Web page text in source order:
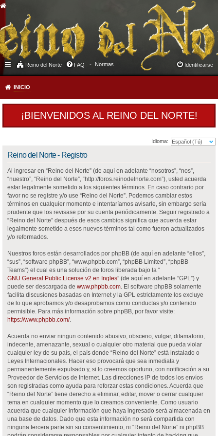
Reino del Norte FAQ Normas Identificarse
INICIO
¡BIENVENIDOS AL REINO DEL NORTE!
Idioma:
Reino del Norte - Registro
Al ingresar en “Reino del Norte” (de aquí en adelante “nosotros”, “nos”,
“nuestro”, “Reino del Norte”, “http://foros.reinodelnorte.com”), usted acuerda
estar legalmente sometido a los siguientes términos. En caso contrario por
favor no se registre y/o use “Reino del Norte”. Podemos cambiar estos
términos en cualquier momento e intentaríamos avisarle, sin embargo sería
prudente que los revisase por su cuenta periódicamente. Seguir registrado a
“Reino del Norte” después de esos cambios significa que acuerda estar
legalmente sometido a esos nuevos términos tal como fueron actualizados
y/o reformados.
Nuestros foros están desarrollados por phpBB (de aquí en adelante “ellos”,
“sus”, “software phpBB”, “www.phpbb.com”, “phpBB Limited”, “phpBB
Teams”) el cual es una solución de foros liberada bajo la “
GNU General Public License v2 en Ingles” (de aquí en adelante “GPL”) y
puede ser descargada de www.phpbb.com. El software phpBB solamente
facilita discusiones basadas en Internet y la GPL estrictamente los excluye
de lo que aprobamos y/o desaprobamos como conductas y/o contenido
permisible. Para más información sobre phpBB, por favor visite:
https://www.phpbb.com/.
Acuerda no enviar ningun contenido abusivo, obsceno, vulgar, difamatorio,
indecente, amenazante, sexual o cualquier otro material que pueda violar
cualquier ley de su país, el país donde “Reino del Norte” está instalado o
Leyes Internacionales. Hacer eso provocará que sea inmediata y
permanentemente expulsado y, si lo creemos oportuno, con notificación a su
Proveedor de Servicios de Internet. Las direcciones IP de todos los envíos
son registradas como ayuda para reforzar estas condiciones. Acuerda que
“Reino del Norte” tiene derecho a eliminar, editar, mover o cerrar cualquier
tema en cualquier momento que lo creamos conveniente. Como usuario
acuerda que cualquier información que haya ingresado será almacenada en
una base de datos. Dado que esta información no será compartida con
ninguna tercera parte sin su consentimiento, ni “Reino del Norte” ni phpBB